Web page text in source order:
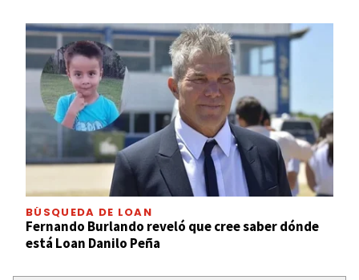
BÚSQUEDA DE LOAN
Fernando Burlando reveló que cree saber dónde
está Loan Danilo Peña